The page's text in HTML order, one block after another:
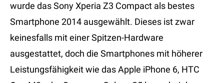
wurde das Sony Xperia Z3 Compact als bestes
Smartphone 2014 ausgewählt. Dieses ist zwar
keinesfalls mit einer Spitzen-Hardware
ausgestattet, doch die Smartphones mit höherer
Leistungsfähigkeit wie das Apple iPhone 6, HTC